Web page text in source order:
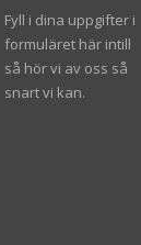
Fyll i dina uppgifter i
formuläret här intill
så hör vi av oss så
snart vi kan.